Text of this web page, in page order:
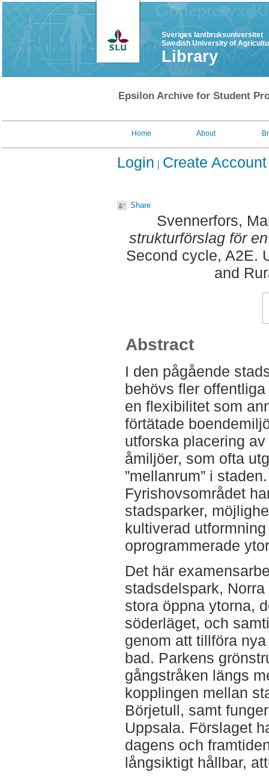
Sveriges lantbruksuniversitet
Swedish University of
Library
Epsilon Archive for Student
Home About
Login Create Account
Share
Svennerfors,
strukturförslag för
Second cycle, A2E.
and
Abstract
I den pågående
behövs fler
en flexibilitet som
förtätade
utforska placering
åmiljöer, som ofta
”mellanrum” i
Fyrishovsområdet
stadsparker,
kultiverad
oprogrammerade
Det här
stadsdelspark,
stora öppna ytorna,
söderläget, och
genom att tillföra
bad. Parkens
gångstråken längs
kopplingen mellan
Börjetull, samt
Uppsala. Förslaget
dagens och
långsiktigt hållbar,